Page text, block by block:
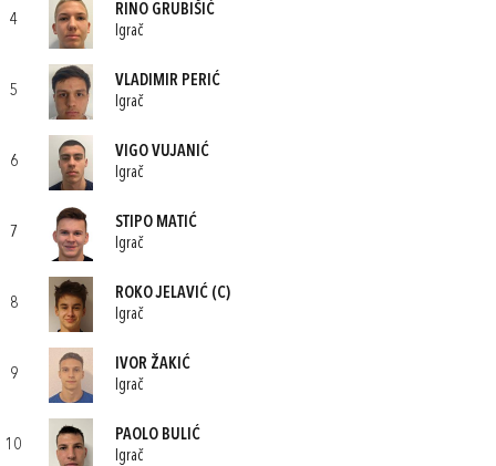
4
RINO GRUBIŠIĆ
Igrač
5
VLADIMIR PERIĆ
Igrač
6
VIGO VUJANIĆ
Igrač
7
STIPO MATIĆ
Igrač
8
ROKO JELAVIĆ (C)
Igrač
9
IVOR ŽAKIĆ
Igrač
10
PAOLO BULIĆ
Igrač